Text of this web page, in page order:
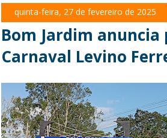
quinta-feira, 27 de fevereiro de 2025
Bom Jardim
Carnaval Levino